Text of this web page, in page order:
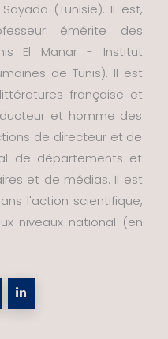
(Tunisie). Il est,
émérite des
El Manar - Institut
de Tunis). Il est
française et
et homme des
de directeur et de
de départements et
et de médias. Il est
l'action scientifique,
niveaux national (en